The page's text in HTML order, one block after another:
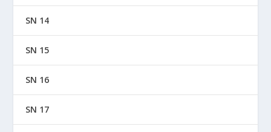
SN 14
SN 15
SN 16
SN 17